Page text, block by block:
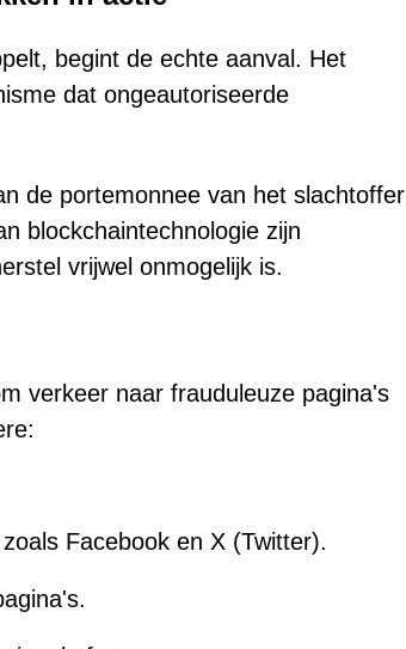
begint de echte aanval. Het
dat ongeautoriseerde
de portemonnee van het slachtoffer
blockchaintechnologie zijn
vrijwel onmogelijk is.
verkeer naar frauduleuze pagina's
Facebook en X (Twitter).